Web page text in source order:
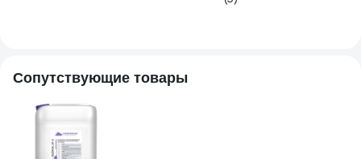
Сопутствующие товары